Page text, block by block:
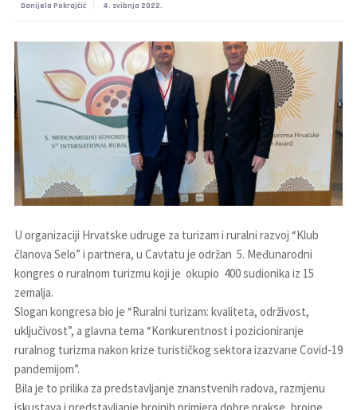
Danijela Pokrajčić 4. svibnja 2022.
U organizaciji Hrvatske udruge za turizam i ruralni razvoj “Klub
članova Selo” i partnera, u Cavtatu je održan 5. Međunarodni
kongres o ruralnom turizmu koji je okupio 400 sudionika iz 15
zemalja.
Slogan kongresa bio je “Ruralni turizam: kvaliteta, održivost,
uključivost”, a glavna tema “Konkurentnost i pozicioniranje
ruralnog turizma nakon krize turističkog sektora izazvane Covid-19
pandemijom”.
Bila je to prilika za predstavljanje znanstvenih radova, razmjenu